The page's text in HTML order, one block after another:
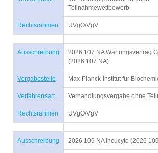
Teilnahmewettbewerb
Rechtsrahmen UVgO/VgV
Ausschreibung
2026 107 NA Wartungsvertrag
(2026 107 NA)
Vergabestelle Max-Planck-Institut für
Verfahrensart Verhandlungsvergabe ohne
Rechtsrahmen UVgO/VgV
Ausschreibung 2026 109 NA Incucyte (2026